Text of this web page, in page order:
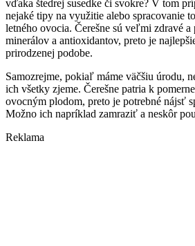
vďaka štedrej susedke či svokre? V tom
nejaké tipy na využitie alebo spracovanie
letného ovocia. Čerešne sú veľmi zdravé
minerálov a antioxidantov, preto je
prirodzenej podobe.
Samozrejme, pokiaľ máme väčšiu úrodu,
ich všetky zjeme. Čerešne patria k
ovocným plodom, preto je potrebné nájsť
Možno ich napríklad zamraziť a neskôr
Reklama